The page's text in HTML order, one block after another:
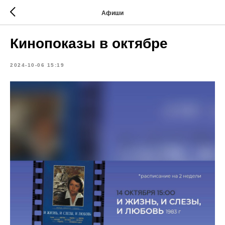
Афиши
Кинопоказы в октябре
2024-10-06 15:19